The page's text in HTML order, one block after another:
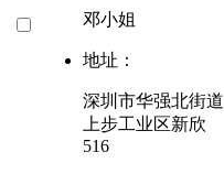
邓小姐
地址：
深圳市华强北街道
上步工业区新欣
516